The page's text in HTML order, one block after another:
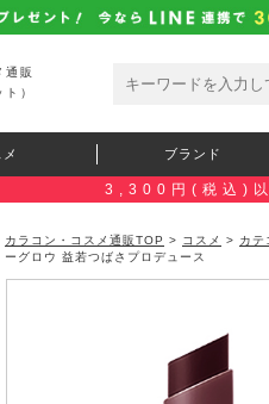
通販
）
メ ブランド
3,300円(税込)以
カラコン・コスメ通販TOP > コスメ > カテ
ーグロウ 益若つばさプロデュース